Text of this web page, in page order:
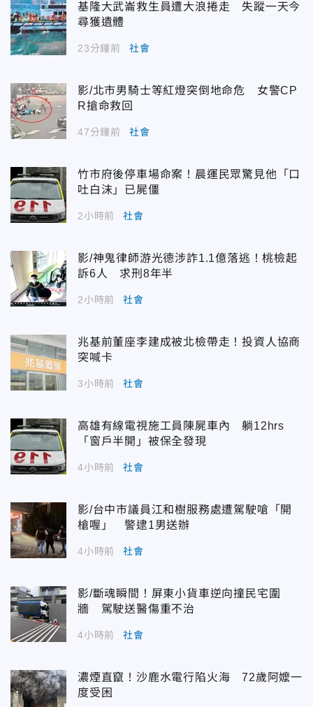
基隆大武崙救生員遭大浪捲走 失蹤一天今
尋獲遺體
23分鐘前 社會
影/北市男騎士等紅燈突倒地命危 女警CP
R搶命救回
47分鐘前 社會
竹市府後停車場命案！晨運民眾驚見他「口
吐白沫」已屍僵
2小時前 社會
影/神鬼律師游光德涉詐1.1億落逃！桃檢起
訴6人 求刑8年半
2小時前 社會
兆基前董座李建成被北檢帶走！投資人協商
突喊卡
3小時前 社會
高雄有線電視施工員陳屍車內 躺12hrs
「窗戶半開」被保全發現
4小時前 社會
影/台中市議員江和樹服務處遭駕駛嗆「開
槍喔」 警逮1男送辦
4小時前 社會
影/斷魂瞬間！屏東小貨車逆向撞民宅圍
牆 駕駛送醫傷重不治
4小時前 社會
濃煙直竄！沙鹿水電行陷火海 72歲阿嬤一
度受困